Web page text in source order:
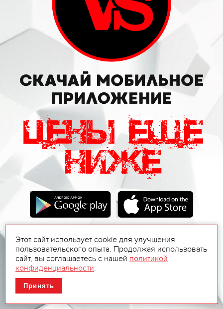
Этот сайт использует cookie для улучшения
пользовательского опыта. Продолжая использовать
сайт, вы соглашаетесь с нашей политикой
конфиденциальности.
Принять